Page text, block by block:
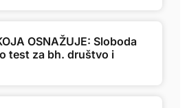
OSNAŽUJE: Sloboda
test za bh. društvo i